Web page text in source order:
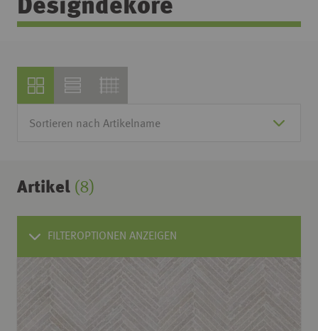
Designdekore
Artikel (8)
FILTEROPTIONEN ANZEIGEN